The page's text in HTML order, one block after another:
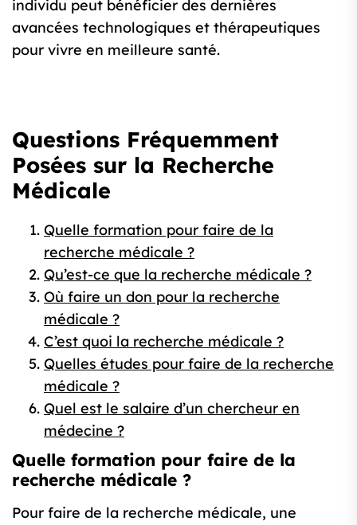
individu peut bénéficier des dernières
avancées technologiques et thérapeutiques
pour vivre en meilleure santé.
Questions Fréquemment
Posées sur la Recherche
Médicale
Quelle formation pour faire de la
recherche médicale ?
Qu’est-ce que la recherche médicale ?
Où faire un don pour la recherche
médicale ?
C’est quoi la recherche médicale ?
Quelles études pour faire de la recherche
médicale ?
Quel est le salaire d’un chercheur en
médecine ?
Quelle formation pour faire de la
recherche médicale ?
Pour faire de la recherche médicale, une